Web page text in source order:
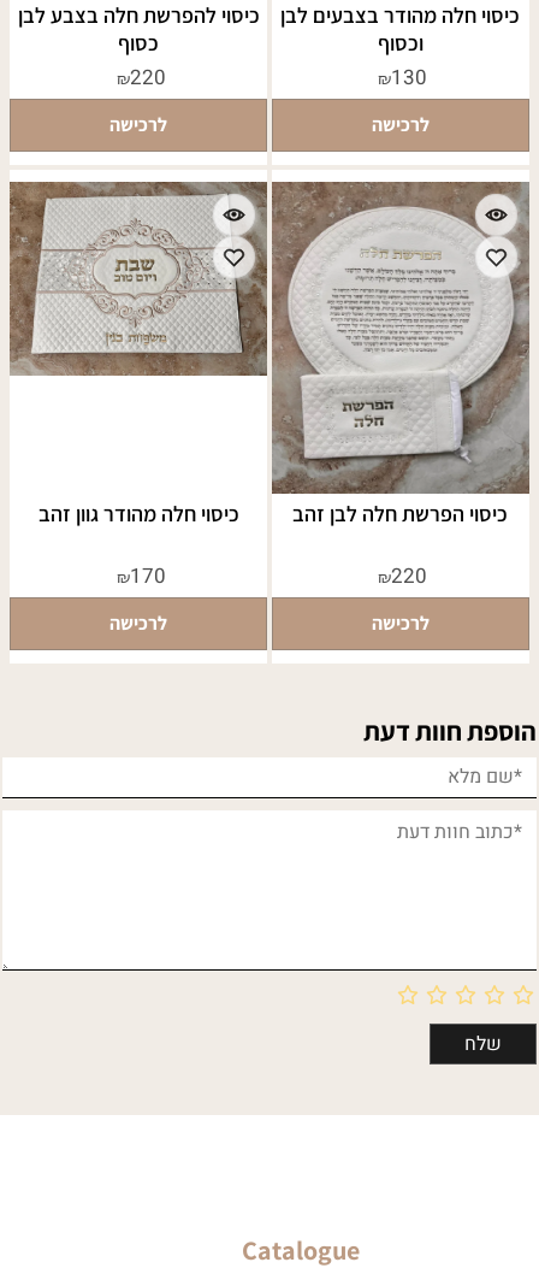
כיסוי חלה מהודר בצבעים לבן
וכסוף
₪130
לרכישה
כיסוי להפרשת חלה בצבע לבן
כסוף
₪220
לרכישה
כיסוי הפרשת חלה לבן זהב
₪220
לרכישה
כיסוי חלה מהודר גוון זהב
₪170
לרכישה
הוספת חוות דעת
Catalogue